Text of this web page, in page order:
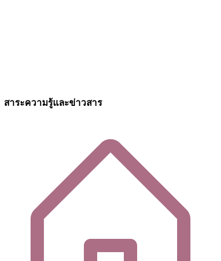
สาระความรู้และข่าวสาร